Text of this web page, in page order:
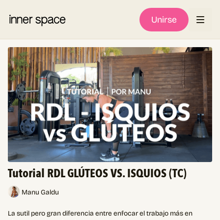
Unirse
Tutorial RDL GLÚTEOS VS. ISQUIOS (TC)
Manu Galdu
La sutil pero gran diferencia entre enfocar el trabajo más en